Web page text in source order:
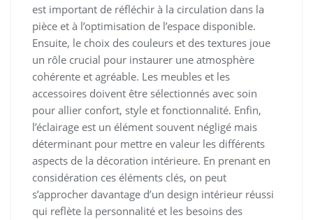
est important de réfléchir à la circulation dans la
pièce et à l’optimisation de l’espace disponible.
Ensuite, le choix des couleurs et des textures joue
un rôle crucial pour instaurer une atmosphère
cohérente et agréable. Les meubles et les
accessoires doivent être sélectionnés avec soin
pour allier confort, style et fonctionnalité. Enfin,
l’éclairage est un élément souvent négligé mais
déterminant pour mettre en valeur les différents
aspects de la décoration intérieure. En prenant en
considération ces éléments clés, on peut
s’approcher davantage d’un design intérieur réussi
qui reflète la personnalité et les besoins des